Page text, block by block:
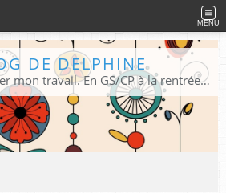
MENU
DE DELPHINE
Blog destiné à partager mon travail. En GS/CP à la rentrée 2026/2027 !